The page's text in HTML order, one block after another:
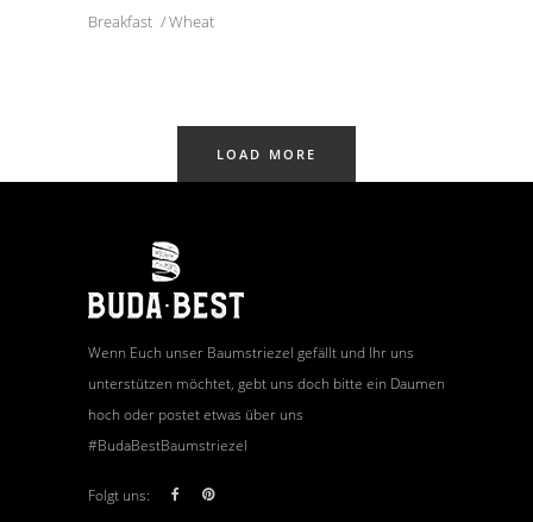
Breakfast Wheat
LOAD MORE
Wenn Euch unser Baumstriezel gefällt und Ihr uns
unterstützen möchtet, gebt uns doch bitte ein Daumen
hoch oder postet etwas über uns
#BudaBestBaumstriezel
Folgt uns: